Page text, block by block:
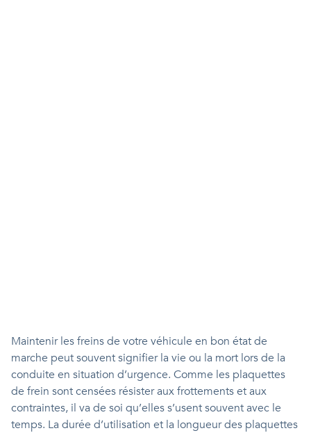
Maintenir les freins de votre véhicule en bon état de
marche peut souvent signifier la vie ou la mort lors de la
conduite en situation d’urgence. Comme les plaquettes
de frein sont censées résister aux frottements et aux
contraintes, il va de soi qu’elles s’usent souvent avec le
temps. La durée d’utilisation et la longueur des plaquettes